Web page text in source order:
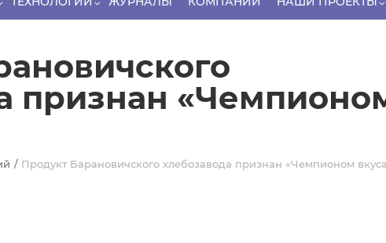
признан
Продукт Барановичского хлебозавода признан «Чемпионом